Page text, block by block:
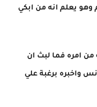
وهو يعلم انه من ابكي
امره فما لبث ان
واخبره برغبة علي